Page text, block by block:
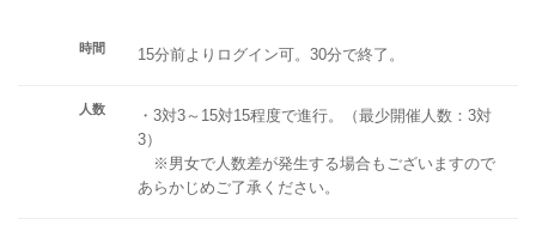
時間 15分前よりログイン可。30分で終了。
人数
・3対3～15対15程度で進行。（最少開催人数：3対
3）
※男女で人数差が発生する場合もございますので
あらかじめご了承ください。